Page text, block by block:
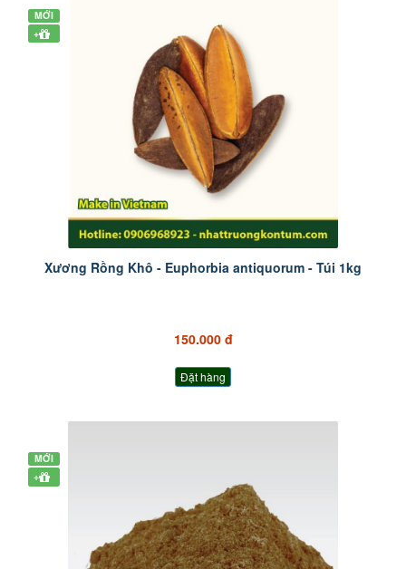
MỚI
+
Xương Rồng Khô - Euphorbia antiquorum - Túi 1kg
150.000 đ
Đặt hàng
MỚI
+